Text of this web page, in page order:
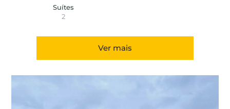
Suítes
2
Ver mais